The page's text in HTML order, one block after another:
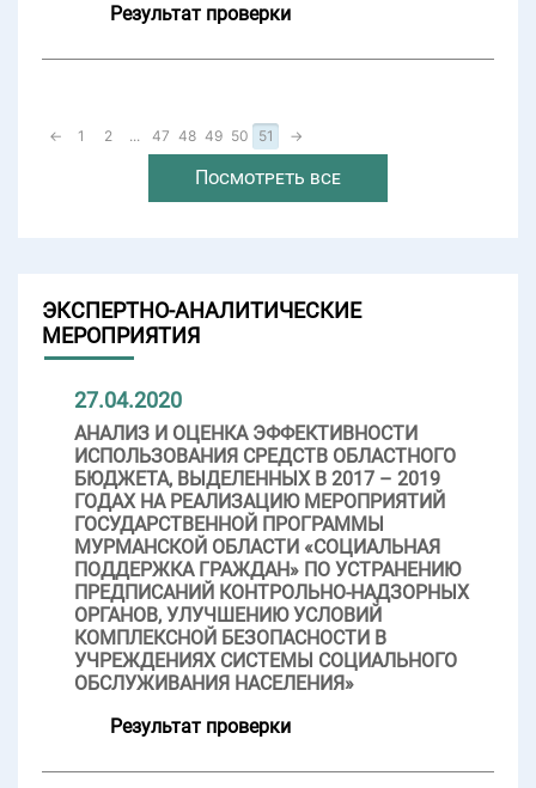
Результат проверки
← 1 2 ... 47 48 49 50 51 →
Посмотреть все
ЭКСПЕРТНО-АНАЛИТИЧЕСКИЕ
МЕРОПРИЯТИЯ
27.04.2020
АНАЛИЗ И ОЦЕНКА ЭФФЕКТИВНОСТИ
ИСПОЛЬЗОВАНИЯ СРЕДСТВ ОБЛАСТНОГО
БЮДЖЕТА, ВЫДЕЛЕННЫХ В 2017 – 2019
ГОДАХ НА РЕАЛИЗАЦИЮ МЕРОПРИЯТИЙ
ГОСУДАРСТВЕННОЙ ПРОГРАММЫ
МУРМАНСКОЙ ОБЛАСТИ «СОЦИАЛЬНАЯ
ПОДДЕРЖКА ГРАЖДАН» ПО УСТРАНЕНИЮ
ПРЕДПИСАНИЙ КОНТРОЛЬНО-НАДЗОРНЫХ
ОРГАНОВ, УЛУЧШЕНИЮ УСЛОВИЙ
КОМПЛЕКСНОЙ БЕЗОПАСНОСТИ В
УЧРЕЖДЕНИЯХ СИСТЕМЫ СОЦИАЛЬНОГО
ОБСЛУЖИВАНИЯ НАСЕЛЕНИЯ»
Результат проверки